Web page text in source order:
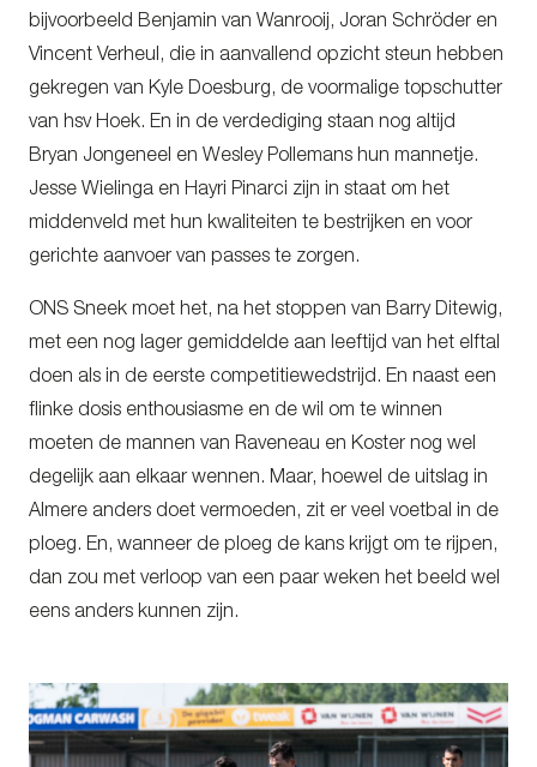
bijvoorbeeld Benjamin van Wanrooij, Joran Schröder en
Vincent Verheul, die in aanvallend opzicht steun hebben
gekregen van Kyle Doesburg, de voormalige topschutter
van hsv Hoek. En in de verdediging staan nog altijd
Bryan Jongeneel en Wesley Pollemans hun mannetje.
Jesse Wielinga en Hayri Pinarci zijn in staat om het
middenveld met hun kwaliteiten te bestrijken en voor
gerichte aanvoer van passes te zorgen.
ONS Sneek moet het, na het stoppen van Barry Ditewig,
met een nog lager gemiddelde aan leeftijd van het elftal
doen als in de eerste competitiewedstrijd. En naast een
flinke dosis enthousiasme en de wil om te winnen
moeten de mannen van Raveneau en Koster nog wel
degelijk aan elkaar wennen. Maar, hoewel de uitslag in
Almere anders doet vermoeden, zit er veel voetbal in de
ploeg. En, wanneer de ploeg de kans krijgt om te rijpen,
dan zou met verloop van een paar weken het beeld wel
eens anders kunnen zijn.